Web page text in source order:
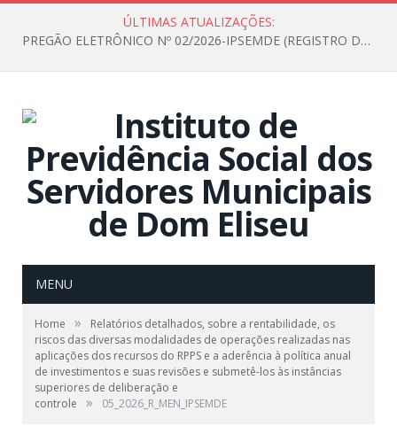
ÚLTIMAS ATUALIZAÇÕES:
PREGÃO ELETRÔNICO Nº 02/2026-IPSEMDE (REGISTRO DE PREÇOS PARA FUTURA E EVENTUAL AQUISIÇÃO DE MATERIAL DE LIMPEZA E GÊNEROS ALIMENTÍCIOS PARA ATENDER AS NECESSIDADES DO INSTITUTO DE PREVIDÊNCIA SOCIAL DOS SERVIDORES MUNICIPAIS DE DOM ELISEU.)
MENU
Home »
Relatórios detalhados, sobre a rentabilidade, os
riscos das diversas modalidades de operações realizadas nas
aplicações dos recursos do RPPS e a aderência à política anual
de investimentos e suas revisões e submetê-los às instâncias
superiores de deliberação e
controle
» 05_2026_R_MEN_IPSEMDE